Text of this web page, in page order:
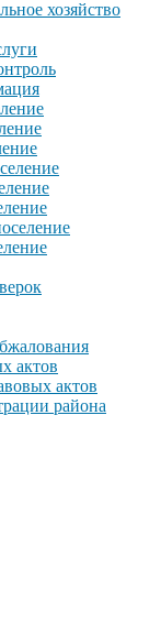
хозяйство
актов
актов
района